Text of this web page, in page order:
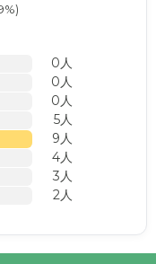
0人
0人
0人
5人
9人
4人
3人
2人